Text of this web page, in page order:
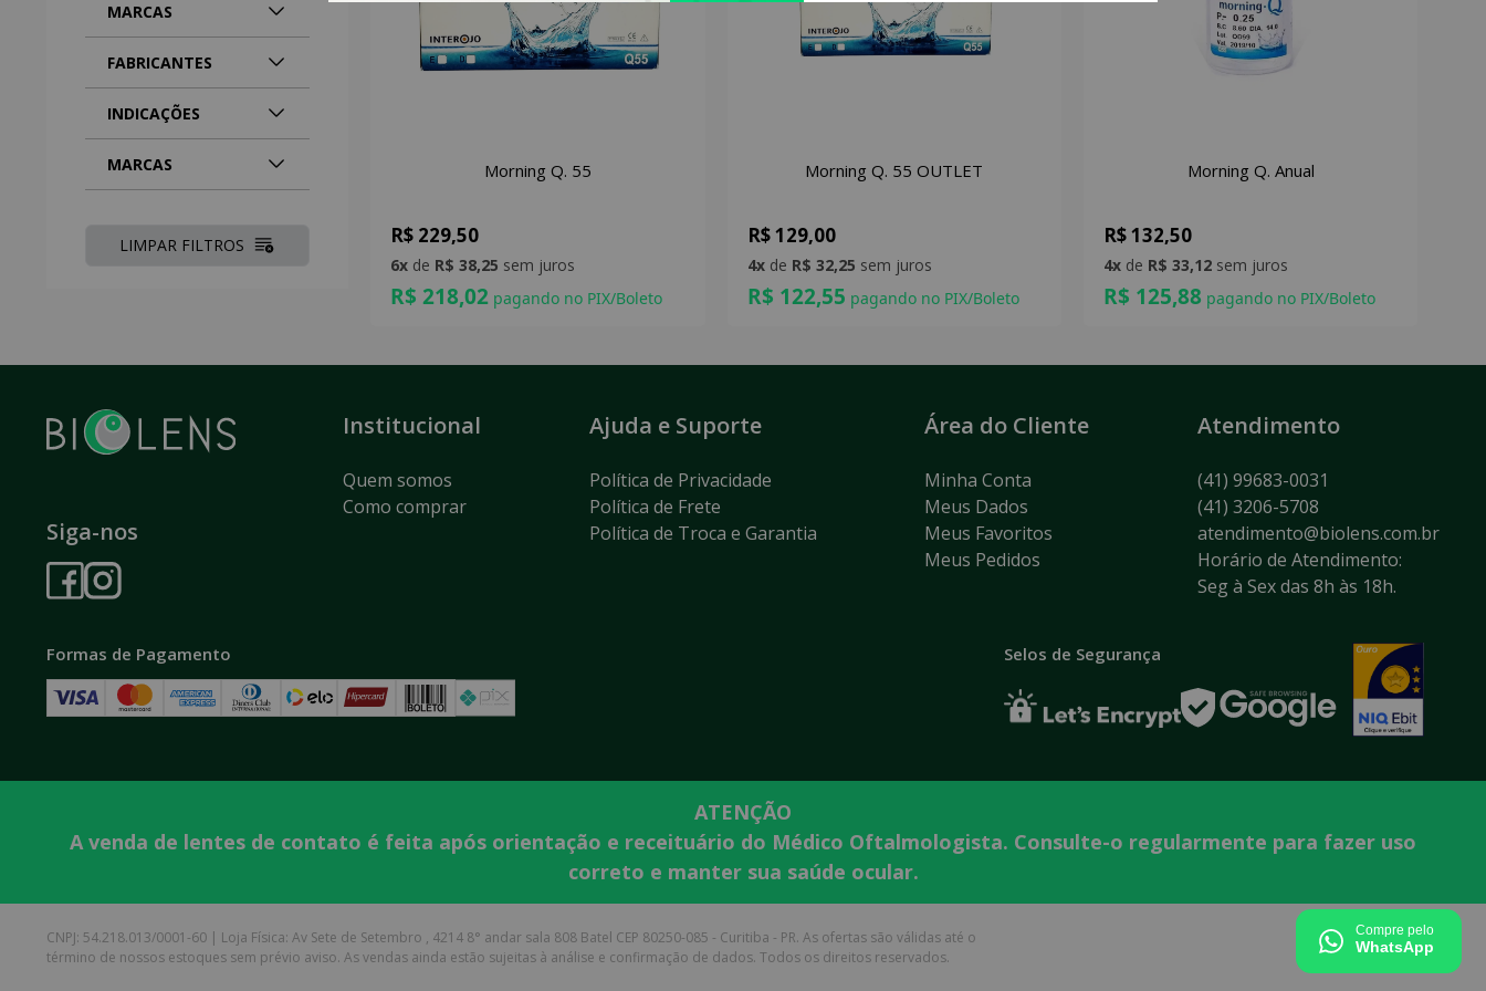
MARCAS
FABRICANTES
INDICAÇÕES
MARCAS
LIMPAR FILTROS
Morning Q. 55
R$ 229,50
6x de R$ 38,25 sem juros
R$ 218,02 pagando no PIX/Boleto
Morning Q. 55 OUTLET
R$ 129,00
4xde R$ 32,25 sem juros
R$ 122,55 pagando no PIX/Boleto
Morning Q. Anual
R$ 132,50
4xde R$ 33,12sem juros
R$ 125,88 pagando no PIX/Boleto
Siga-nos
Institucional
Quem somos
Como comprar
Ajuda e Suporte
Política de Privacidade
Política de Frete
Política de Troca e Garantia
Área do Cliente
Minha Conta
Meus Dados
Meus Favoritos
Meus Pedidos
Atendimento
(41) 99683-0031
(41) 3206-5708
atendimento@biolens.com.br
Horário de Atendimento:
Seg à Sex das 8h às 18h.
Formas de Pagamento Selos de Segurança
ATENÇÃO
A venda de lentes de contato é feita após orientação e receituário do Médico Oftalmologista. Consulte-o regularmente para fazer uso
correto e manter sua saúde ocular.
CNPJ: 54.218.013/0001-60 | Loja Física: Av Sete de Setembro , 4214 8° andar sala 808 Batel CEP 80250-085 - Curitiba - PR. As ofertas são válidas até o
término de nossos estoques sem prévio aviso. As vendas ainda estão sujeitas à análise e confirmação de dados. Todos os direitos reservados.
Tecnologia